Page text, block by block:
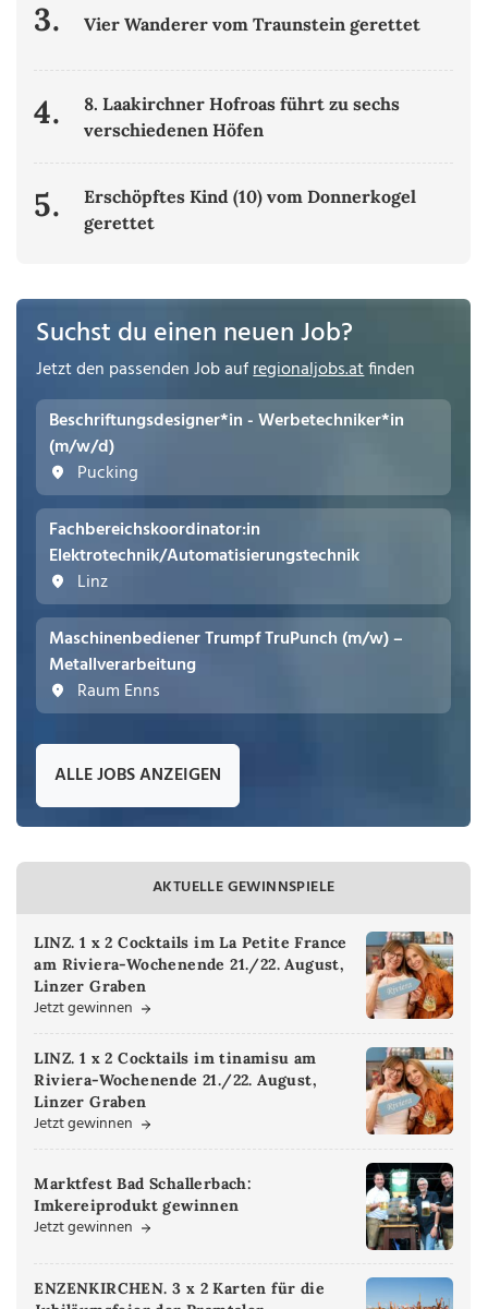
3. Vier Wanderer vom Traunstein gerettet
4.
8. Laakirchner Hofroas führt zu sechs
verschiedenen Höfen
5.
Erschöpftes Kind (10) vom Donnerkogel
gerettet
Suchst du einen neuen Job?
Jetzt den passenden Job aufregionaljobs.atfinden
Beschriftungsdesigner*in - Werbetechniker*in
(m/w/d)
Pucking
Fachbereichskoordinator:in
Elektrotechnik/Automatisierungstechnik
Linz
Maschinenbediener Trumpf TruPunch (m/w) –
Metallverarbeitung
Raum Enns
ALLE JOBS ANZEIGEN
AKTUELLE GEWINNSPIELE
LINZ. 1 x 2 Cocktails im La Petite France
am Riviera-Wochenende 21./22. August,
Linzer Graben
Jetzt gewinnen
LINZ. 1 x 2 Cocktails im tinamisu am
Riviera-Wochenende 21./22. August,
Linzer Graben
Jetzt gewinnen
Marktfest Bad Schallerbach:
Imkereiprodukt gewinnen
Jetzt gewinnen
ENZENKIRCHEN. 3 x 2 Karten für die